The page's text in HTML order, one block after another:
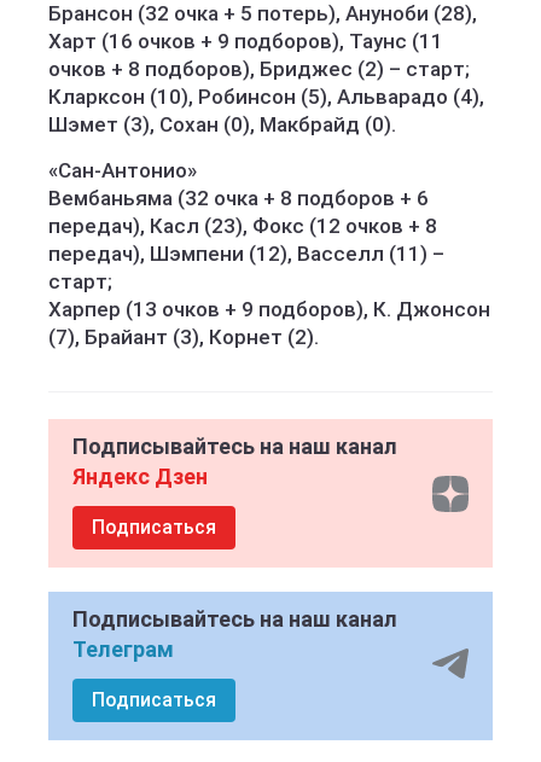
Брансон (32 очка + 5 потерь), Ануноби (28),
Харт (16 очков + 9 подборов), Таунс (11
очков + 8 подборов), Бриджес (2) – старт;
Кларксон (10), Робинсон (5), Альварадо (4),
Шэмет (3), Сохан (0), Макбрайд (0).
«Сан-Антонио»
Вембаньяма (32 очка + 8 подборов + 6
передач), Касл (23), Фокс (12 очков + 8
передач), Шэмпени (12), Васселл (11) –
старт;
Харпер (13 очков + 9 подборов), К. Джонсон
(7), Брайант (3), Корнет (2).
Подписывайтесь на наш канал
Яндекс Дзен
Подписаться
Подписывайтесь на наш канал
Телеграм
Подписаться